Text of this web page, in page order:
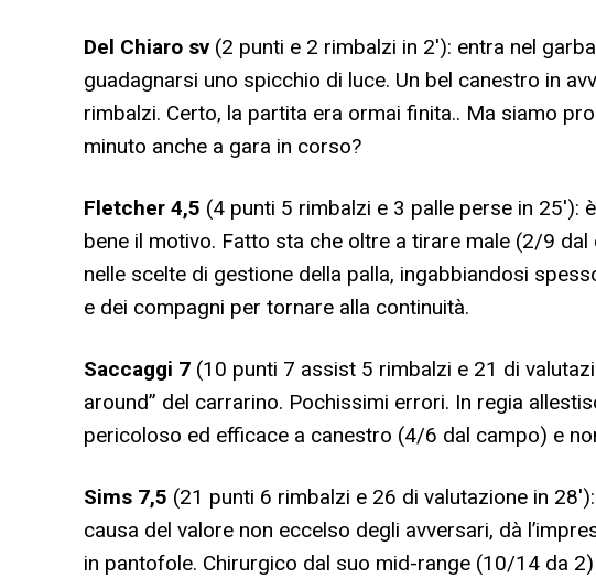
Del Chiaro sv (2 punti e 2 rimbalzi in 2′): entra nel
guadagnarsi uno spicchio di luce. Un bel canestro in
rimbalzi. Certo, la partita era ormai finita.. Ma siamo
minuto anche a gara in corso?
Fletcher 4,5 (4 punti 5 rimbalzi e 3 palle perse in 25′):
bene il motivo. Fatto sta che oltre a tirare male (2/9 dal
nelle scelte di gestione della palla, ingabbiandosi
e dei compagni per tornare alla continuità.
Saccaggi 7 (10 punti 7 assist 5 rimbalzi e 21 di
around” del carrarino. Pochissimi errori. In regia
pericoloso ed efficace a canestro (4/6 dal campo) e
Sims 7,5 (21 punti 6 rimbalzi e 26 di valutazione in
causa del valore non eccelso degli avversari, dà
in pantofole. Chirurgico dal suo mid-range (10/14 da